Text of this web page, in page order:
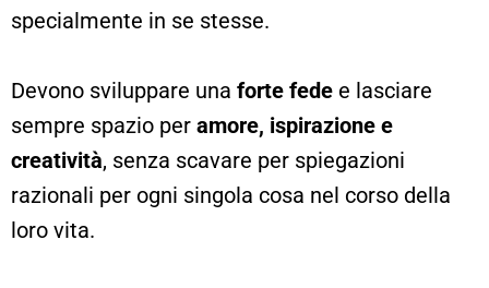
specialmente in se stesse.
Devono sviluppare una forte fede e lasciare
sempre spazio per amore, ispirazione e
creatività, senza scavare per spiegazioni
razionali per ogni singola cosa nel corso della
loro vita.